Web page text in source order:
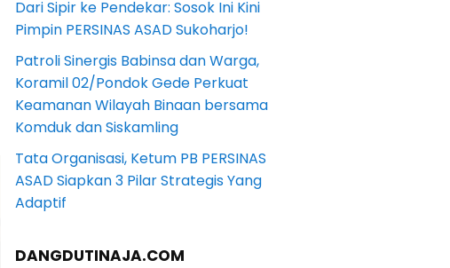
Dari Sipir ke Pendekar: Sosok Ini Kini
Pimpin PERSINAS ASAD Sukoharjo!
Patroli Sinergis Babinsa dan Warga,
Koramil 02/Pondok Gede Perkuat
Keamanan Wilayah Binaan bersama
Komduk dan Siskamling
Tata Organisasi, Ketum PB PERSINAS
ASAD Siapkan 3 Pilar Strategis Yang
Adaptif
DANGDUTINAJA.COM